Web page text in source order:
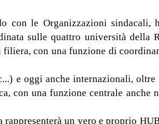
le Organizzazioni sindacali,
sulle quattro università
con una funzione di
e oggi anche internazionali,
con una funzione centrale anche
un vero e proprio